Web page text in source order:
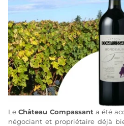
Le Château Compassant a été
négociant et propriétaire déjà